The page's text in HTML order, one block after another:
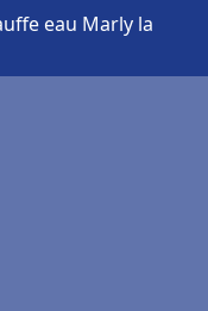
eau Marly la